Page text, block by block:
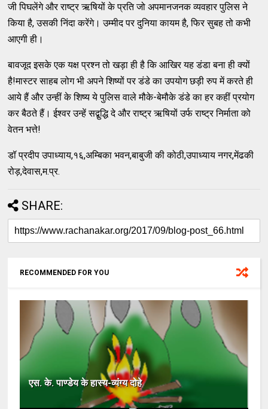
जी पिघलेंगे और राष्ट्र ऋषियों के प्रति जो अपमानजनक व्यवहार पुलिस ने
किया है, उसकी निंदा करेंगे। उम्मीद पर दुनिया कायम है, फिर सुबह तो कभी
आएगी ही।
बावजूद इसके एक यक्ष प्रश्न तो खड़ा ही है कि आखिर यह डंडा बना ही क्यों
है!मास्टर साहब लोग भी अपने शिष्यों पर डंडे का उपयोग छड़ी रुप में करते ही
आये हैं और उन्हीं के शिष्य ये पुलिस वाले मौके-बेमौके डंडे का हर कहीं प्रयोग
कर बैठते हैं। ईश्वर उन्हें सद्बुद्धि दे और राष्ट्र ऋषियों उर्फ राष्ट्र निर्माता को
वेतन भत्ते!
डॉ प्रदीप उपाध्याय,१६,अम्बिका भवन,बाबुजी की कोठी,उपाध्याय नगर,मेंढकी
रोड़,देवास,म.प्र.
SHARE:
RECOMMENDED FOR YOU
एस. के. पाण्डेय के हास्य-व्यंग्य दोहे